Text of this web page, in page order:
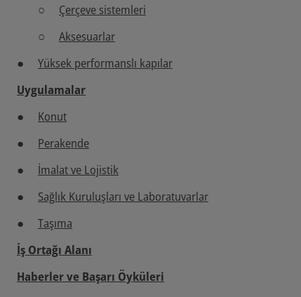
Çerçeve sistemleri
Aksesuarlar
Yüksek performanslı kapılar
Uygulamalar
Konut
Perakende
İmalat ve Lojistik
Sağlık Kuruluşları ve Laboratuvarlar
Taşıma
İş Ortağı Alanı
Haberler ve Başarı Öyküleri